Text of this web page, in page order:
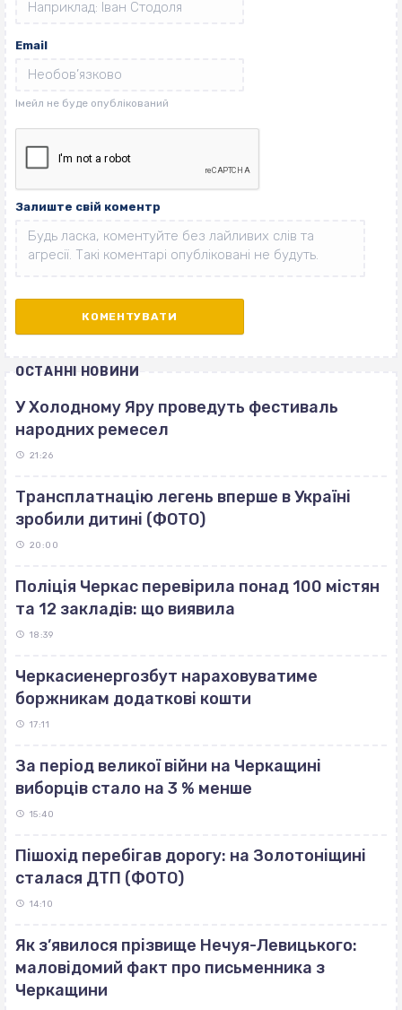
Email
Залиште свій коментр
ОСТАННІ НОВИНИ
У Холодному Яру проведуть фестиваль
народних ремесел
21:26
Трансплатнацію легень вперше в Україні
зробили дитині (ФОТО)
20:00
Поліція Черкас перевірила понад 100 містян
та 12 закладів: що виявила
18:39
Черкасиенергозбут нараховуватиме
боржникам додаткові кошти
17:11
За період великої війни на Черкащині
виборців стало на 3 % менше
15:40
Пішохід перебігав дорогу: на Золотоніщині
сталася ДТП (ФОТО)
14:10
Як з’явилося прізвище Нечуя-Левицького:
маловідомий факт про письменника з
Черкащини